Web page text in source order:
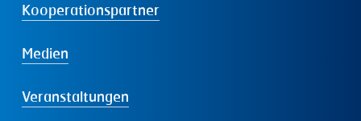
Kooperationspartner
Medien
Veranstaltungen